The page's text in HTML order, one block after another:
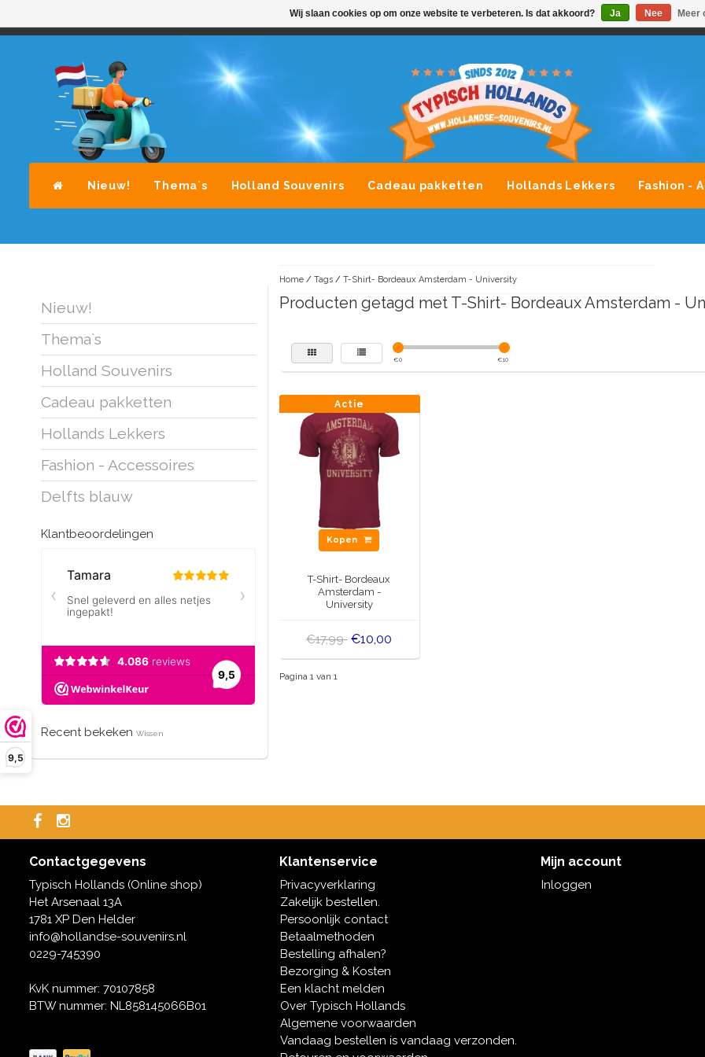
9,5
AVONDLEVERING MOGELIJK ALLE MERKEN SOUVENIRS
Nieuw! Thema`s Holland Souvenirs Cadeau pakketten Hollands Lekkers Fashion -
Nieuw!
Thema`s
Holland Souvenirs
Cadeau pakketten
Hollands Lekkers
Fashion - Accessoires
Delfts blauw
Klantbeoordelingen
Recent bekeken Wissen
Home/ Tags/ T-Shirt- Bordeaux Amsterdam - University
Producten getagd met T-Shirt- Bordeaux Amsterdam -
€0 €10
Actie
Kopen
T-Shirt- Bordeaux
Amsterdam -
University
€17,99 €10,00
Pagina 1 van 1
Contactgegevens
Typisch Hollands (Online shop)
Het Arsenaal 13A
1781 XP Den Helder
info@hollandse-souvenirs.nl
0229-745390
KvK nummer: 70107858
BTW nummer: NL858145066B01
Klantenservice
Privacyverklaring
Zakelijk bestellen.
Persoonlijk contact
Betaalmethoden
Bestelling afhalen?
Bezorging & Kosten
Een klacht melden
Over Typisch Hollands
Algemene voorwaarden
Vandaag bestellen is vandaag verzonden.
Mijn account
Inloggen
Wij slaan cookies op om onze website te verbeteren. Is dat akkoord? Ja Nee Meer